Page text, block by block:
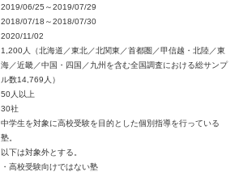
2019/06/25～2019/07/29
2018/07/18～2018/07/30
2020/11/02
1,200人（北海道／東北／北関東／首都圏／甲信越・北陸／東
海／近畿／中国・四国／九州を含む全国調査における総サンプ
ル数14,769人）
50人以上
30社
中学生を対象に高校受験を目的とした個別指導を行っている
塾。
以下は対象外とする。
・高校受験向けではない塾